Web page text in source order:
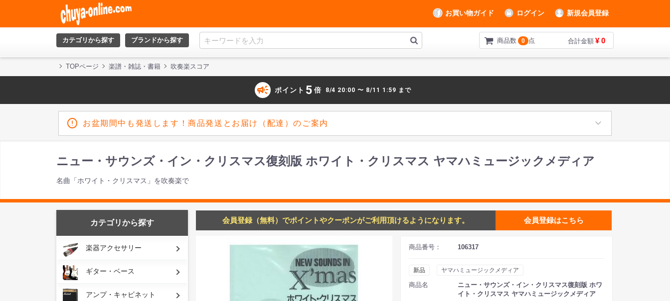
お買い物ガイド ログイン 新規会員登録
カテゴリから探す ブランドから探す 商品数 0 点 合計金額 ¥ 0
TOPページ 楽譜・雑誌・書籍 吹奏楽スコア
campaign ポイント 5 倍 8/4 20:00 〜 8/11 1:59 まで
お盆期間中も発送します！商品発送とお届け（配達）のご案内
ニュー・サウンズ・イン・クリスマス復刻版 ホワイト・クリスマス ヤマハミュージックメディア
名曲「ホワイト・クリスマス」を吹奏楽で
カテゴリから探す
楽器アクセサリー
ギター・ベース
アンプ・キャビネット
会員登録（無料）でポイントやクーポンがご利用頂けるようになります。 会員登録はこちら
商品番号： 106317
新品 ヤマハミュージックメディア
商品名
ニュー・サウンズ・イン・クリスマス復刻版 ホワ
イト・クリスマス ヤマハミュージックメディア